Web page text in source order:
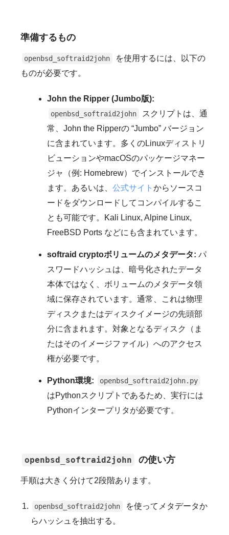
準備するもの
openbsd_softraid2john
を使用するには、以下の
ものが必要です。
John the Ripper (Jumbo版):
openbsd_softraid2john
スクリプトは、通
常、John the Ripperの “Jumbo” バージョン
に含まれています。多くのLinuxディストリ
ビューションやmacOSのパッケージマネー
ジャ（例: Homebrew）でインストールでき
ます。あるいは、 公式サイト からソースコ
ードをダウンロードしてコンパイルするこ
とも可能です。Kali Linux, Alpine Linux,
FreeBSD Ports などにも含まれています。
softraid cryptoボリュームのメタデータ: パ
スワードハッシュは、暗号化されたデータ
本体ではなく、ボリュームのメタデータ領
域に保存されています。通常、これは物理
ディスクまたはディスクイメージの先頭部
分に含まれます。対象となるディスク（ま
たはそのイメージファイル）へのアクセス
権が必要です。
Python環境: openbsd_softraid2john.py
はPythonスクリプトであるため、実行には
Pythonインタープリタが必要です。
openbsd_softraid2john の使い方
手順は大きく分けて2段階あります。
openbsd_softraid2john
を使ってメタデータか
らハッシュを抽出する。